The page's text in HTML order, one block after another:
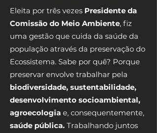
Eleita por três vezes Presidente da
Comissão do Meio Ambiente, fiz
uma gestão que cuida da saúde da
população através da preservação do
Ecossistema. Sabe por quê? Porque
preservar envolve trabalhar pela
biodiversidade, sustentabilidade,
desenvolvimento socioambiental,
agroecologia e, consequentemente,
saúde pública. Trabalhando juntos